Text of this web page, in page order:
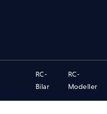
RC-
Bilar
RC-
Modeller